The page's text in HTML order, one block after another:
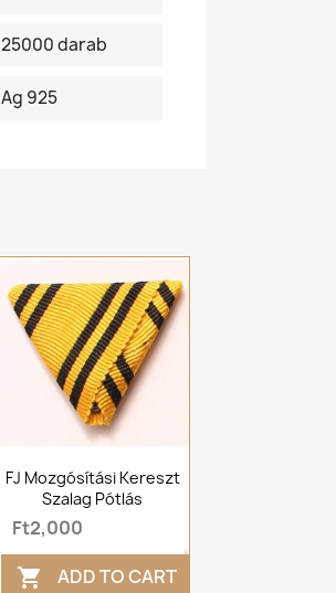
25000 darab
Ag 925
FJ Mozgósítási Kereszt
Szalag Pótlás
Ft2,000
 ADD TO CART